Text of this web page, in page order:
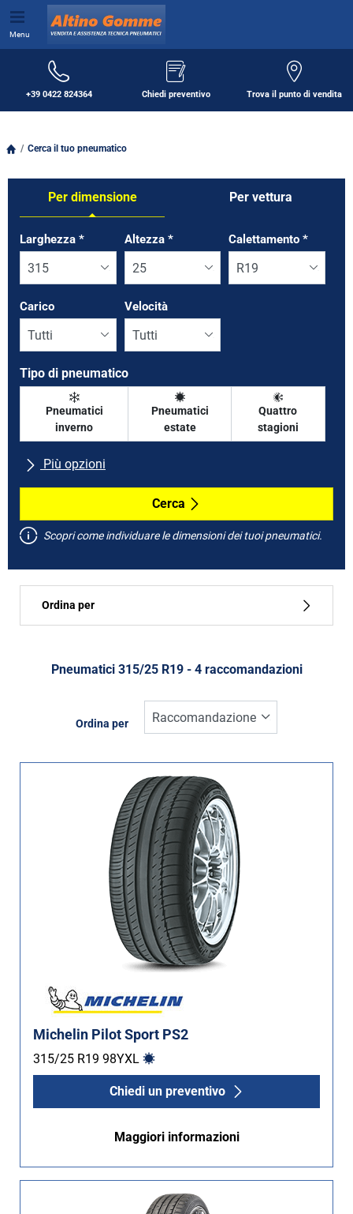
Menu
+39 0422 824364 Chiedi preventivo Trova il punto di vendita
Cerca il tuo pneumatico
Per dimensione Per vettura
Tab updated: Per dimensione
Larghezza * Altezza * Calettamento*
Carico Velocità
Tipo di pneumatico
Pneumatici
inverno
Pneumatici
estate
Quattro
stagioni
Più opzioni
Tutte le marche
Tipo di vettura
Run flat
Cerca
Scopri come individuare le dimensioni dei tuoi pneumatici.
Ordina per
Tipo di pneumatico
Inverno (0)
Quattro stagioni (0)
Tipo di vettura
Tutti i tipi (4)
Furgone (0)
Run flat
Runflat (0)
Non Run flat (4)
Pneumatici ‎315/25 R19 - 4 raccomandazioni
Ordina per
Michelin Pilot Sport PS2
315/25 R19 98YXL
Chiedi un preventivo
Maggiori informazioni